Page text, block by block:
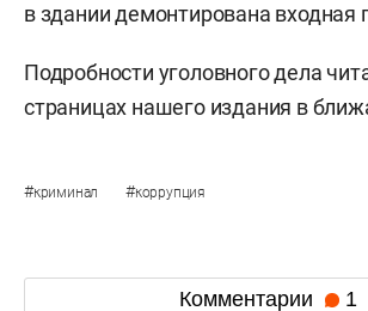
в здании демонтирована входная
Подробности уголовного дела
страницах нашего издания в
#криминал #коррупция
Комментарии 1